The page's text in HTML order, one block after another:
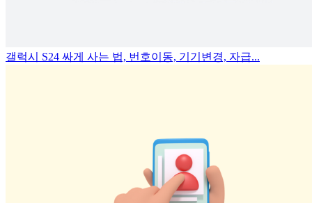
갤럭시 S24 싸게 사는 법, 번호이동, 기기변경, 자급...